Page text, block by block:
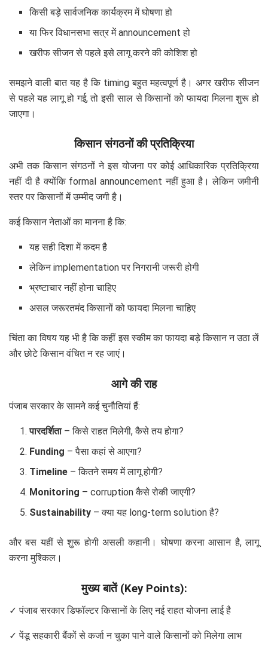
किसी बड़े सार्वजनिक कार्यक्रम में घोषणा हो
या फिर विधानसभा सत्र में announcement हो
खरीफ सीजन से पहले इसे लागू करने की कोशिश हो
समझने वाली बात यह है कि timing बहुत महत्वपूर्ण है। अगर खरीफ सीजन
से पहले यह लागू हो गई, तो इसी साल से किसानों को फायदा मिलना शुरू हो
जाएगा।
किसान संगठनों की प्रतिक्रिया
अभी तक किसान संगठनों ने इस योजना पर कोई आधिकारिक प्रतिक्रिया
नहीं दी है क्योंकि formal announcement नहीं हुआ है। लेकिन जमीनी
स्तर पर किसानों में उम्मीद जगी है।
कई किसान नेताओं का मानना है कि:
यह सही दिशा में कदम है
लेकिन implementation पर निगरानी जरूरी होगी
भ्रष्टाचार नहीं होना चाहिए
असल जरूरतमंद किसानों को फायदा मिलना चाहिए
चिंता का विषय यह भी है कि कहीं इस स्कीम का फायदा बड़े किसान न उठा लें
और छोटे किसान वंचित न रह जाएं।
आगे की राह
पंजाब सरकार के सामने कई चुनौतियां हैं:
पारदर्शिता– किसे राहत मिलेगी, कैसे तय होगा?
Funding – पैसा कहां से आएगा?
Timeline – कितने समय में लागू होगी?
Monitoring – corruption कैसे रोकी जाएगी?
Sustainability – क्या यह long-term solution है?
और बस यहीं से शुरू होगी असली कहानी। घोषणा करना आसान है, लागू
करना मुश्किल।
मुख्य बातें (Key Points):
✓ पंजाब सरकार डिफॉल्टर किसानों के लिए नई राहत योजना लाई है
✓ पेंडू सहकारी बैंकों से कर्जा न चुका पाने वाले किसानों को मिलेगा लाभ